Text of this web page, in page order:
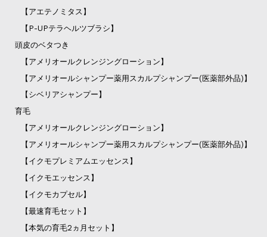
【アエテノミタス】
【P-UPテラヘルツブラシ】
頭皮のベタつき
【アメリオールクレンジングローション】
【アメリオールシャンプー薬用スカルプシャンプー(医薬部外品)】
【シベリアシャンプー】
育毛
【アメリオールクレンジングローション】
【アメリオールシャンプー薬用スカルプシャンプー(医薬部外品)】
【イクモプレミアムエッセンス】
【イクモエッセンス】
【イクモカプセル】
【最速育毛セット】
【本気の育毛2ヵ月セット】